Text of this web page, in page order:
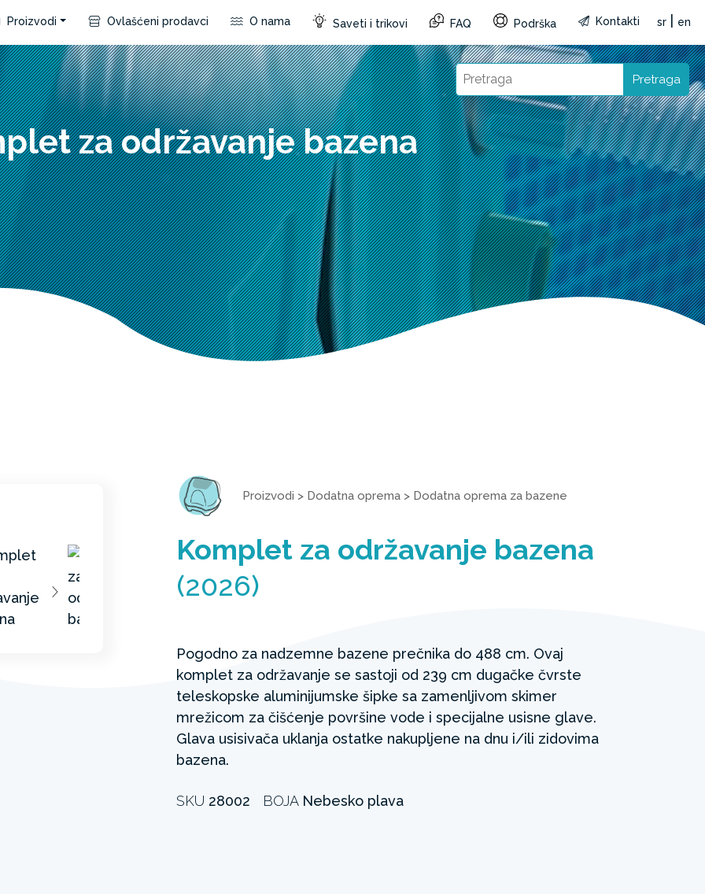
Proizvodi Ovlašćeni prodavci O nama Saveti i trikovi FAQ Podrška Kontakti sr en
Pretraga
za održavanje bazena
Proizvodi > Dodatna oprema > Dodatna oprema za bazene
Komplet za održavanje bazena
(2026)
Pogodno za nadzemne bazene prečnika do 488 cm. Ovaj
komplet za održavanje se sastoji od 239 cm dugačke čvrste
teleskopske aluminijumske šipke sa zamenljivom skimer
mrežicom za čišćenje površine vode i specijalne usisne glave.
Glava usisivača uklanja ostatke nakupljene na dnu i/ili zidovima
bazena.
SKU 28002 BOJA Nebesko plava